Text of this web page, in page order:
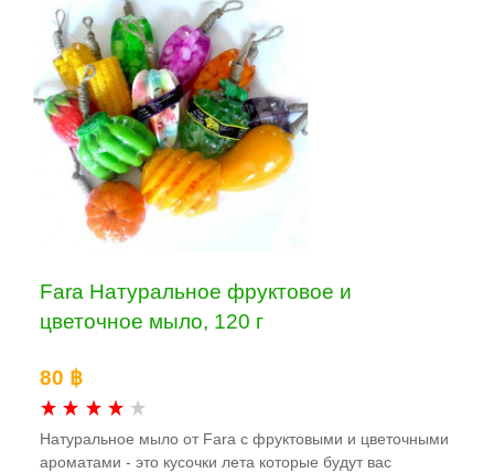
Fara Натуральное фруктовое и
цветочное мыло, 120 г
80 ฿
Натуральное мыло от Fara с фруктовыми и цветочными
ароматами - это кусочки лета которые будут вас